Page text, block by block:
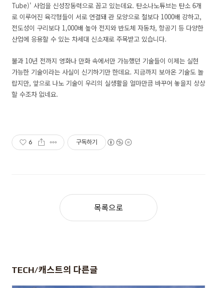
Tube)' 사업을 신성장동력으로 꼽고 있는데요. 탄소나노튜브는 탄소 6개
로 이루어진 육각형들이 서로 연결돼 관 모양으로 철보다 1000배 강하고,
전도성이 구리보다 1,000배 높아 전지와 반도체 자동차, 항공기 등 다양한
산업에 응용할 수 있는 차세대 신소재로 주목받고 있습니다.
불과 10년 전까지 영화나 만화 속에서만 가능했던 기술들이 이제는 실현
가능한 기술이라는 사실이 신기하기만 한데요. 지금까지 보아온 기술도 놀
랍지만, 앞으로 나노 기술이 우리의 실생활을 얼마만큼 바꾸어 놓을지 상상
할 수조차 없네요.
6 구독하기
목록으로
TECH/캐스트의 다른글